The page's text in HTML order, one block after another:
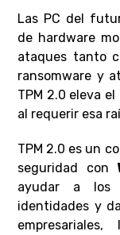
Las PC del
de hardware
ataques tanto
ransomware y
TPM 2.0 eleva
al requerir esa
TPM 2.0 es un
seguridad con
ayudar a los
identidades y